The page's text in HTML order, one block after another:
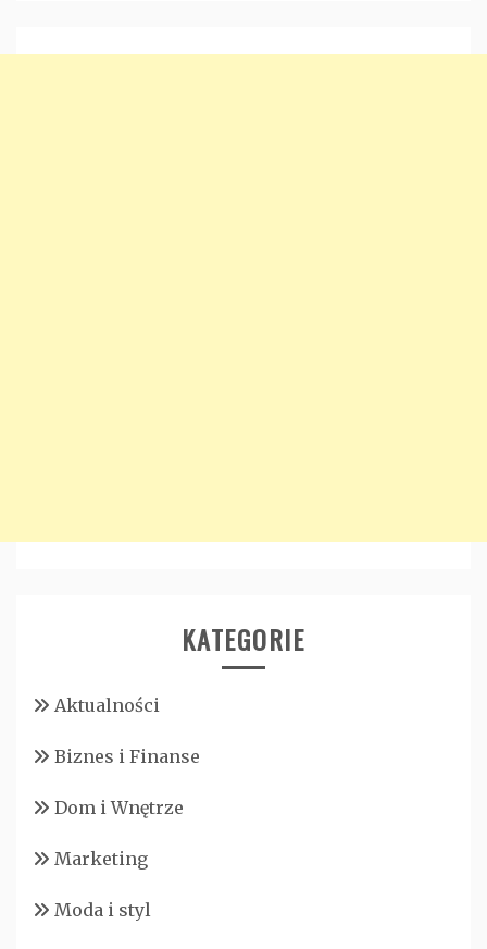
KATEGORIE
Aktualności
Biznes i Finanse
Dom i Wnętrze
Marketing
Moda i styl